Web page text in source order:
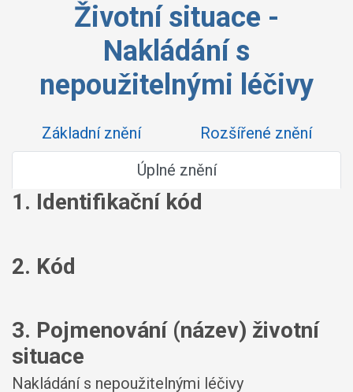
Životní situace -
Nakládání s
nepoužitelnými léčivy
Základní znění
Rozšířené znění
Úplné znění
1. Identifikační kód
2. Kód
3. Pojmenování (název) životní
situace
Nakládání s nepoužitelnými léčivy